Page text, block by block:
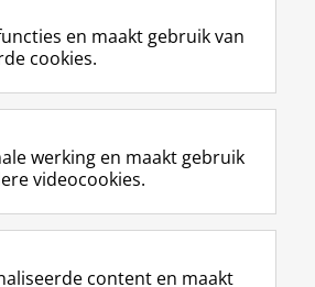
RUG
F
a
e
b
o
p
L
i
k
e
I
-
R
S
-
f
e
R
I
n
t
r
m
Y
o
T
e
k
en maakt gebruik van
cookies.
werking en maakt gebruik
videocookies.
content en maakt